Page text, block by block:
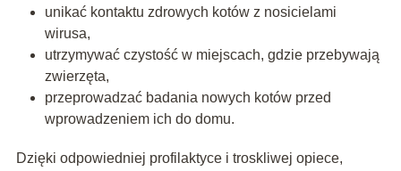
unikać kontaktu zdrowych kotów z nosicielami
wirusa,
utrzymywać czystość w miejscach, gdzie przebywają
zwierzęta,
przeprowadzać badania nowych kotów przed
wprowadzeniem ich do domu.
Dzięki odpowiedniej profilaktyce i troskliwej opiece,